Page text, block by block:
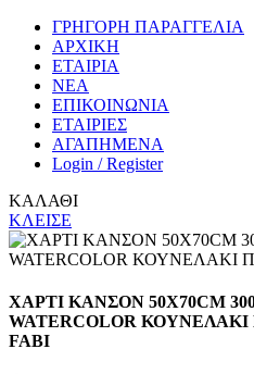
ΓΡΗΓΟΡΗ ΠΑΡΑΓΓΕΛΙΑ
ΑΡΧΙΚΗ
ΕΤΑΙΡΙΑ
ΝΕΑ
ΕΠΙΚΟΙΝΩΝΙΑ
ΕΤΑΙΡΙΕΣ
ΑΓΑΠΗΜΕΝΑ
Login / Register
ΚΑΛΑΘΙ
ΚΛΕΙΣΕ
ΧΑΡΤΙ ΚΑΝΣΟΝ 50X70CM
WATERCOLOR
FABI